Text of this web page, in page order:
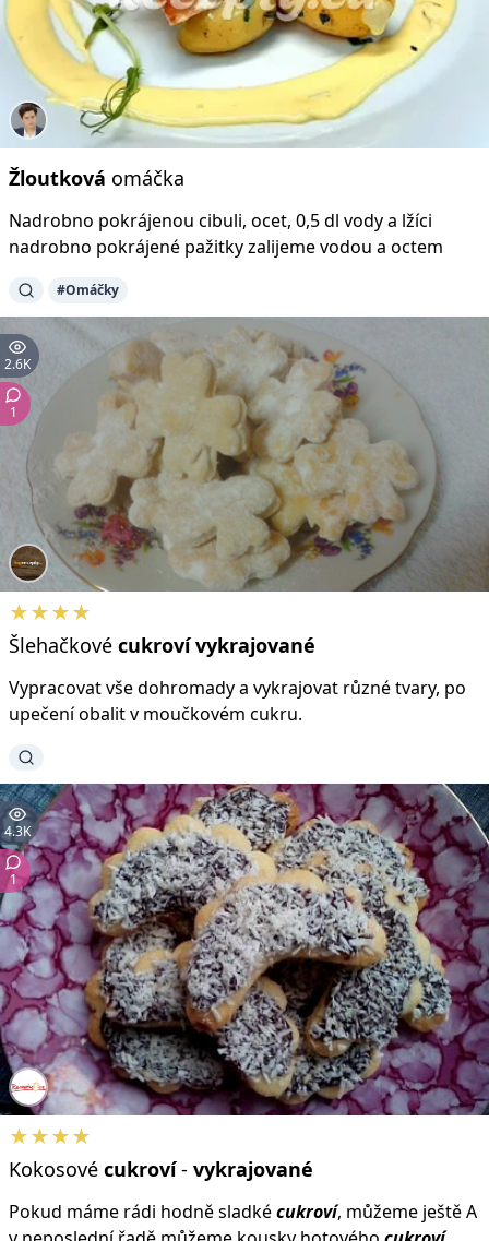
Žloutková omáčka
Nadrobno pokrájenou cibuli, ocet, 0,5 dl vody a lžíci
nadrobno pokrájené pažitky zalijeme vodou a octem
#Omáčky
2.6K
1
★★★★
Šlehačkové cukroví vykrajované
Vypracovat vše dohromady a vykrajovat různé tvary, po
upečení obalit v moučkovém cukru.
4.3K
1
★★★★
Kokosové cukroví- vykrajované
Pokud máme rádi hodně sladkécukroví, můžeme ještě A